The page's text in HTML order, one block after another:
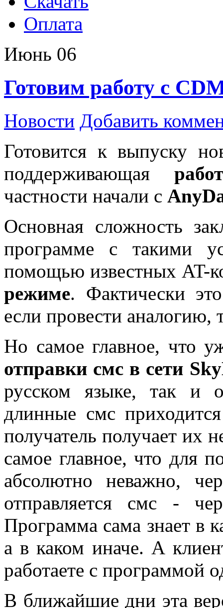
Оплата
Июнь 06
Готовим работу с
Новости Добавить
Готовится к выпуску
поддерживающая
частности начали с
Основная сложность
программе с такими
помощью известных AT-
режиме. Фактически
если провести
Но самое главное, что
отправки смс в сети
русском языке, так и
длинные смс
получатель получает их
самое главное, что для
абсолютно неважно,
отправляется смс -
Программа сама знает в
а в каком иначе. А
работаете с программой
В ближайшие дни эта